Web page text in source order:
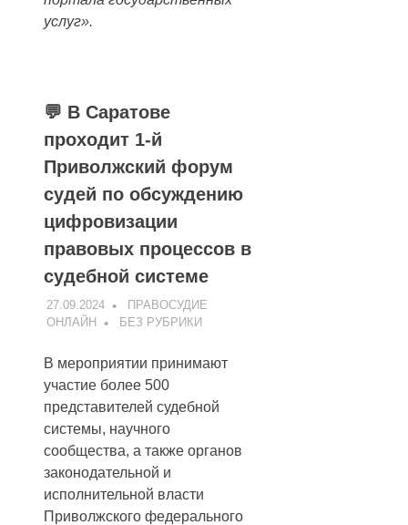
услуг».
💬 В Саратове
проходит 1-й
Приволжский форум
судей по обсуждению
цифровизации
правовых процессов в
судебной системе
27.09.2024
ПРАВОСУДИЕ
ОНЛАЙН
БЕЗ РУБРИКИ
В мероприятии принимают
участие более 500
представителей судебной
системы, научного
сообщества, а также органов
законодательной и
исполнительной власти
Приволжского федерального